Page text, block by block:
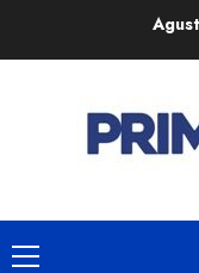
Primary